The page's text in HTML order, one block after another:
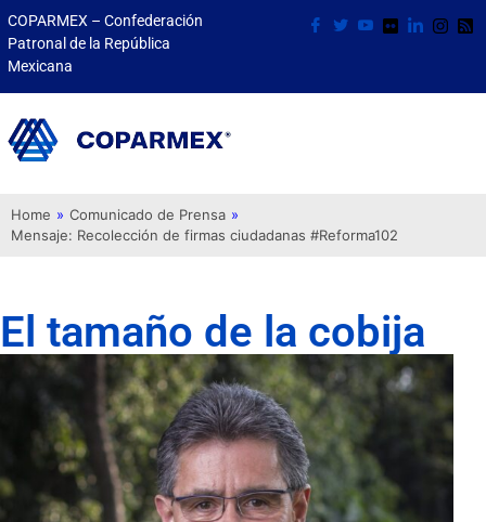
COPARMEX – Confederación
Patronal de la República
Mexicana
Home » Comunicado de Prensa »
Mensaje: Recolección de firmas ciudadanas #Reforma102
El tamaño de la cobija